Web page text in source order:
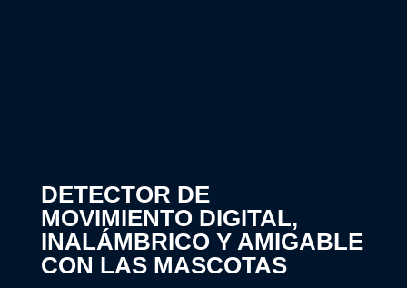
DETECTOR DE
MOVIMIENTO DIGITAL,
INALÁMBRICO Y AMIGABLE
CON LAS MASCOTAS